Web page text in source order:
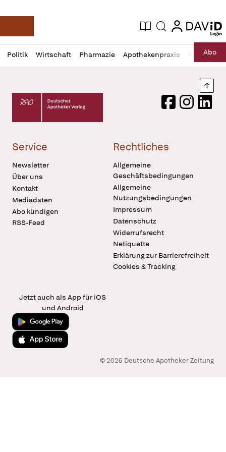
Deutsche Apotheker Zeitung
Aktuelle Ausgabe
Suche login
login
Politik Wirtschaft Pharmazie Apothekenpraxis RechtAbo
Profil
öffnen
Daz
Pur
Deutscher Apotheker Verlag Logo
FacebookInstagram
Service
Newsletter
Über uns
Kontakt
Mediadaten
Abo kündigen
RSS-Feed
Rechtliches
Allgemeine
Geschäftsbedingungen
Allgemeine
Nutzungsbedingungen
Impressum
Datenschutz
Widerrufsrecht
Netiquette
Erklärung zur Barrierefreiheit
Cookies & Tracking
Jetzt auch als App für iOS
und Android
Jetzt bei Google Play
Laden im App Store
© 2026 Deutsche Apotheker Zeitung